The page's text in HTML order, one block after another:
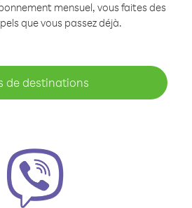
mensuel, vous faites des
que vous passez déjà.
de destinations